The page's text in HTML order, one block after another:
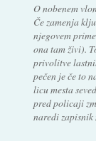
O nobenem
Če zamenja
njegovem
ona tam živi).
privolitve
pečen je če to
licu mesta
pred policaji
naredi zapisnik